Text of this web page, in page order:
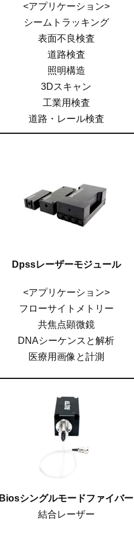
<アプリケーション>
シームトラッキング
表面不良検査
道路検査
照明構造
3Dスキャン
工業用検査
道路・レール検査
Dpssレーザーモジュール
<アプリケーション>
フローサイトメトリー
共焦点顕微鏡
DNAシーケンスと解析
医療用画像と計測
Biosシングルモードファイバー
結合レーザー